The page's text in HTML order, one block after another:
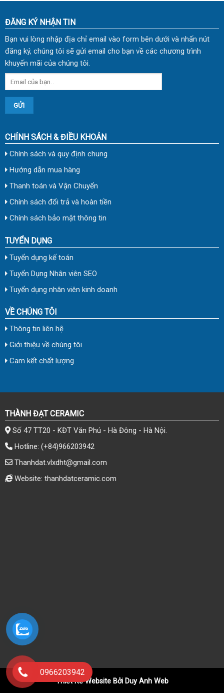
ĐĂNG KÝ NHẬN TIN
Bạn vui lòng nhập địa chỉ email vào form bên dưới và nhấn nút
đăng ký, chúng tôi sẽ gửi email cho bạn về các chương trình
khuyến mãi của chúng tôi.
CHÍNH SÁCH & ĐIỀU KHOẢN
Chính sách và quy định chung
Hướng dẫn mua hàng
Thanh toán và Vận Chuyển
Chính sách đổi trả và hoàn tiền
Chính sách bảo mật thông tin
TUYỂN DỤNG
Tuyển dụng kế toán
Tuyển Dụng Nhân viên SEO
Tuyển dụng nhân viên kinh doanh
VỀ CHÚNG TÔI
Thông tin liên hệ
Giới thiệu về chúng tôi
Cam kết chất lượng
THÀNH ĐẠT CERAMIC
Số 47 TT20 - KĐT Văn Phú - Hà Đông - Hà Nội.
Hotline: (+84)966203942
Thanhdat.vlxdht@gmail.com
Website: thanhdatceramic.com
0966203942
Thiết Kế Website Bởi Duy Anh Web